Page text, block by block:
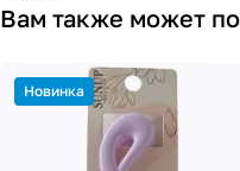
Вам также может
Новинка